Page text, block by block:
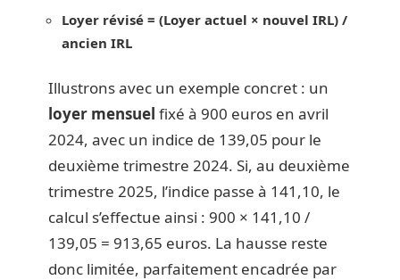
Loyer révisé = (Loyer actuel × nouvel IRL) /
ancien IRL
Illustrons avec un exemple concret : un
loyer mensuel fixé à 900 euros en avril
2024, avec un indice de 139,05 pour le
deuxième trimestre 2024. Si, au deuxième
trimestre 2025, l’indice passe à 141,10, le
calcul s’effectue ainsi : 900 × 141,10 /
139,05 = 913,65 euros. La hausse reste
donc limitée, parfaitement encadrée par